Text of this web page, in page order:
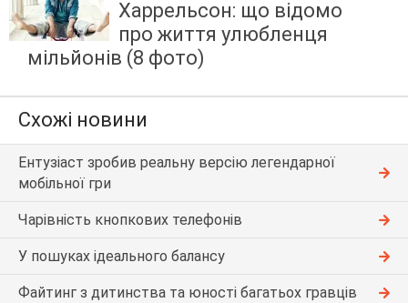
Харрельсон: що відомо
про життя улюбленця
мільйонів (8 фото)
Схожі новини
Ентузіаст зробив реальну версію легендарної
мобільної гри
Чарівність кнопкових телефонів
У пошуках ідеального балансу
Файтинг з дитинства та юності багатьох гравців